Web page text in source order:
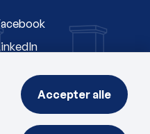
Accepter alle